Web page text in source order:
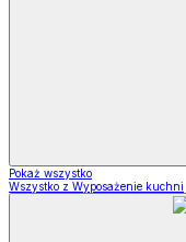
Pokaż wszystko
Wszystko z Wyposażenie kuchni